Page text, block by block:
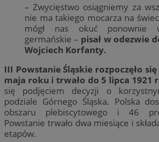
– Zwycięstwo osiągniemy za
nie ma takiego mocarza na
mógł nas okuć ponownie
germańskie – pisał w odezwie
Wojciech Korfanty.
III Powstanie Śląskie rozpoczęło
maja roku i trwało do 5 lipca 1921
się podjęciem decyzji o
podziale Górnego Śląska. Polska
obszaru plebiscytowego i 46
Powstanie trwało dwa miesiące i
etapów.